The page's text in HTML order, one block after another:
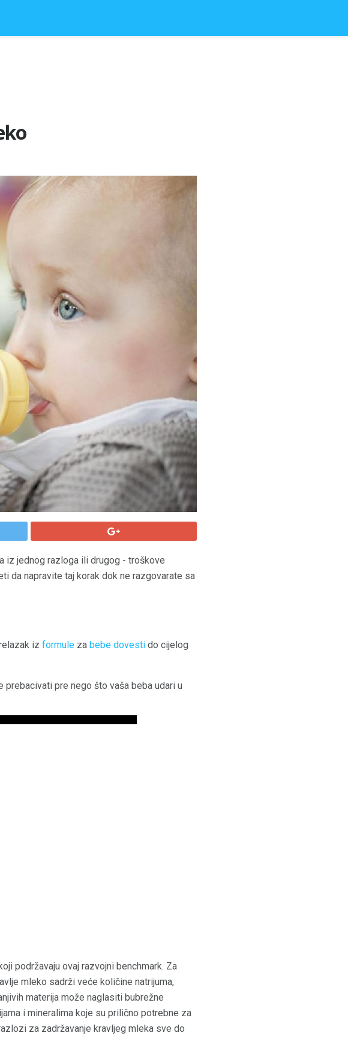
iz jednog razloga ili drugog - troškove
da napravite taj korak dok ne razgovarate sa
iz formule za bebe dovesti do cijelog
prebacivati ​​pre nego što vaša beba udari u
podržavaju ovaj razvojni benchmark. Za
mleko sadrži veće količine natrijuma,
materija može naglasiti bubrežne
i mineralima koje su prilično potrebne za
za zadržavanje kravljeg mleka sve do